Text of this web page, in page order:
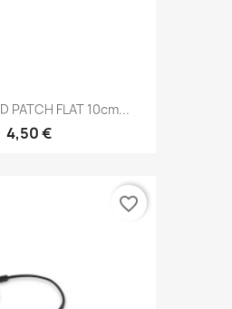
PATCH FLAT 10cm...
4,50 €
favorite_border